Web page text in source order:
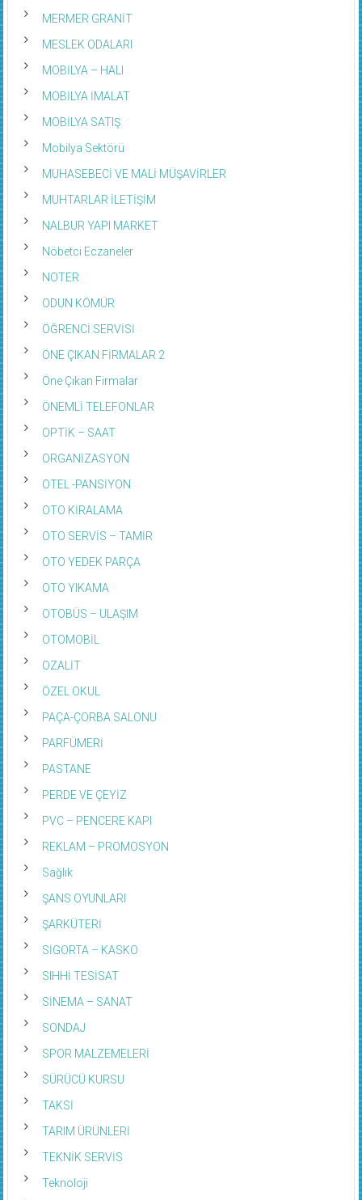
MERMER GRANİT
MESLEK ODALARI
MOBİLYA – HALI
MOBİLYA İMALAT
MOBİLYA SATIŞ
Mobilya Sektörü
MUHASEBECİ VE MALİ MÜŞAVİRLER
MUHTARLAR İLETİŞİM
NALBUR YAPI MARKET
Nöbetci Eczaneler
NOTER
ODUN KÖMÜR
ÖĞRENCİ SERVİSİ
ÖNE ÇIKAN FİRMALAR 2
Öne Çıkan Firmalar
ÖNEMLİ TELEFONLAR
OPTİK – SAAT
ORGANİZASYON
OTEL -PANSİYON
OTO KİRALAMA
OTO SERVİS – TAMİR
OTO YEDEK PARÇA
OTO YIKAMA
OTOBÜS – ULAŞIM
OTOMOBİL
OZALİT
ÖZEL OKUL
PAÇA-ÇORBA SALONU
PARFÜMERİ
PASTANE
PERDE VE ÇEYİZ
PVC – PENCERE KAPI
REKLAM – PROMOSYON
Sağlık
ŞANS OYUNLARI
ŞARKÜTERİ
SİGORTA – KASKO
SIHHİ TESİSAT
SİNEMA – SANAT
SONDAJ
SPOR MALZEMELERİ
SÜRÜCÜ KURSU
TAKSİ
TARIM ÜRÜNLERİ
TEKNİK SERVİS
Teknoloji